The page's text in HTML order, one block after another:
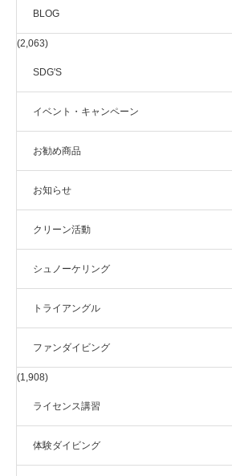
BLOG
(2,063)
SDG'S
イベント・キャンペーン
お勧め商品
お知らせ
クリーン活動
シュノーケリング
トライアングル
ファンダイビング
(1,908)
ライセンス講習
体験ダイビング